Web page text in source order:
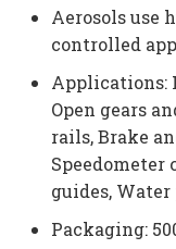
Aerosols use
controlled
Applications:
Open gears
rails, Brake
Speedometer
guides, Water
Packaging: